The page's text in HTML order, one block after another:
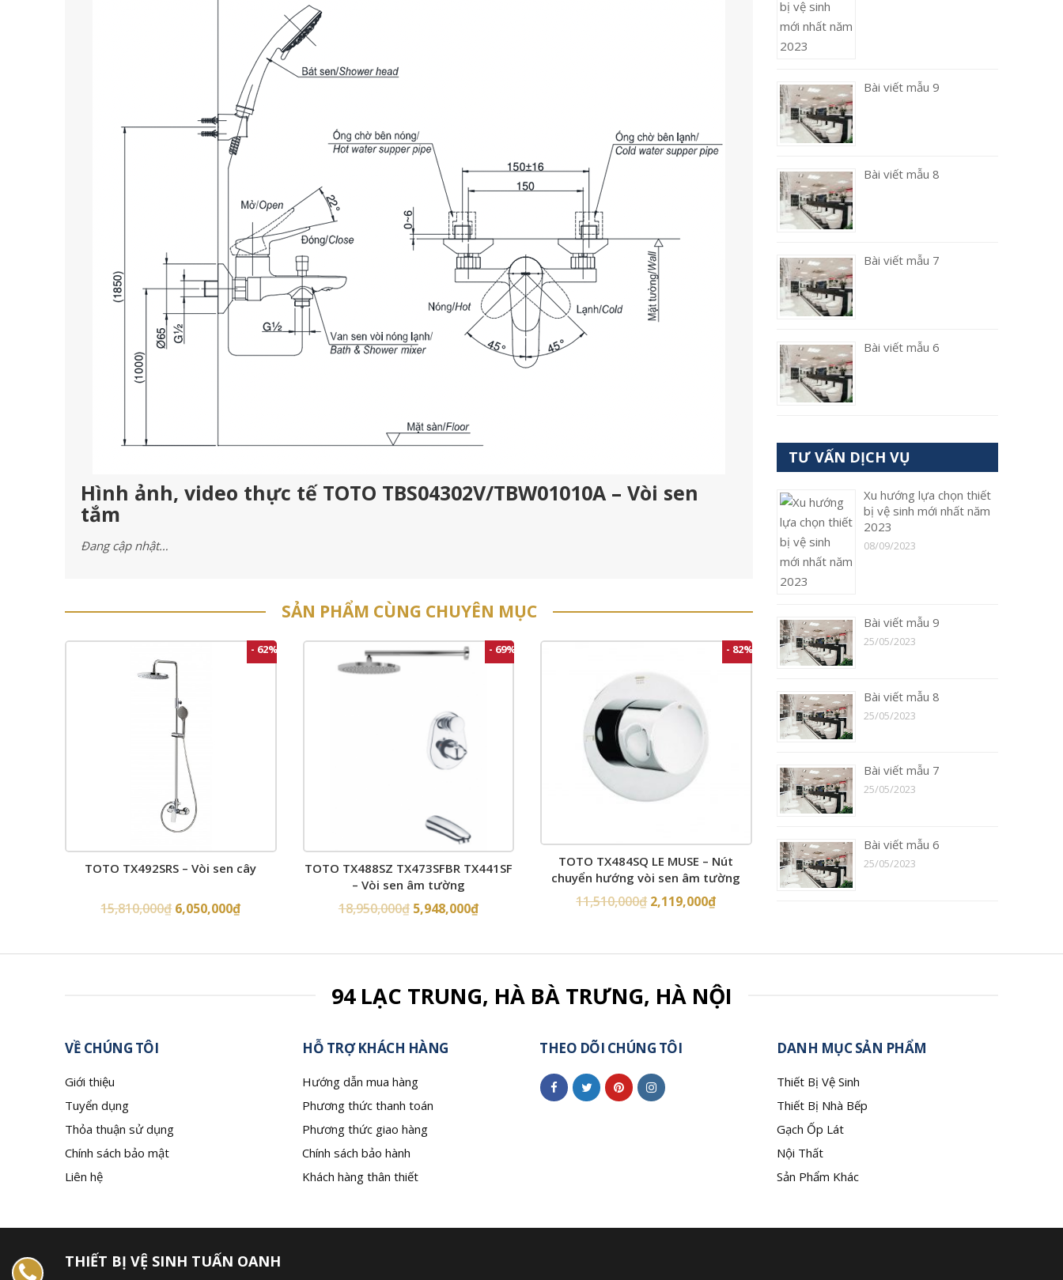
Hình ảnh, video thực tế TOTO TBS04302V/TBW01010A – Vòi sen
tắm
Đang cập nhật…
SẢN PHẨM CÙNG CHUYÊN MỤC
- 62%
TOTO TX492SRS – Vòi sen cây
15,810,000₫ 6,050,000₫
- 69%
TOTO TX488SZ TX473SFBR TX441SF
– Vòi sen âm tường
18,950,000₫ 5,948,000₫
- 82%
TOTO TX484SQ LE MUSE – Nút
chuyển hướng vòi sen âm tường
11,510,000₫ 2,119,000₫
Bài viết mẫu 9
Bài viết mẫu 8
Bài viết mẫu 7
Bài viết mẫu 6
TƯ VẤN DỊCH VỤ
Xu hướng lựa chọn thiết
bị vệ sinh mới nhất năm
2023
08/09/2023
Bài viết mẫu 9
25/05/2023
Bài viết mẫu 8
25/05/2023
Bài viết mẫu 7
25/05/2023
Bài viết mẫu 6
25/05/2023
94 LẠC TRUNG, HÀ BÀ TRƯNG, HÀ NỘI
VỀ CHÚNG TÔI
Giới thiệu
Tuyển dụng
Thỏa thuận sử dụng
Chính sách bảo mật
Liên hệ
HỖ TRỢ KHÁCH HÀNG
Hướng dẫn mua hàng
Phương thức thanh toán
Phương thức giao hàng
Chính sách bảo hành
Khách hàng thân thiết
THEO DÕI CHÚNG TÔI DANH MỤC SẢN PHẨM
Thiết Bị Vệ Sinh
Thiết Bị Nhà Bếp
Gạch Ốp Lát
Nội Thất
Sản Phẩm Khác
THIẾT BỊ VỆ SINH TUẤN OANH